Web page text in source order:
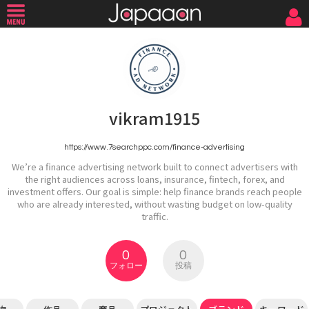
vikram1915
https://www.7searchppc.com/finance-advertising
We’re a finance advertising network built to connect advertisers with
the right audiences across loans, insurance, fintech, forex, and
investment offers. Our goal is simple: help finance brands reach people
who are already interested, without wasting budget on low-quality
traffic.
0
フォロー
0
投稿